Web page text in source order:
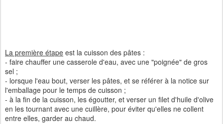
La première étape est la cuisson des pâtes :
- faire chauffer une casserole d'eau, avec une "poignée" de gros
sel ;
- lorsque l'eau bout, verser les pâtes, et se référer à la notice sur
l'emballage pour le temps de cuisson ;
- à la fin de la cuisson, les égoutter, et verser un filet d'huile d'olive
en les tournant avec une cuillère, pour éviter qu'elles ne collent
entre elles, garder au chaud.